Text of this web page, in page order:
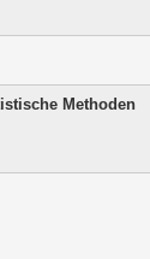
Methoden